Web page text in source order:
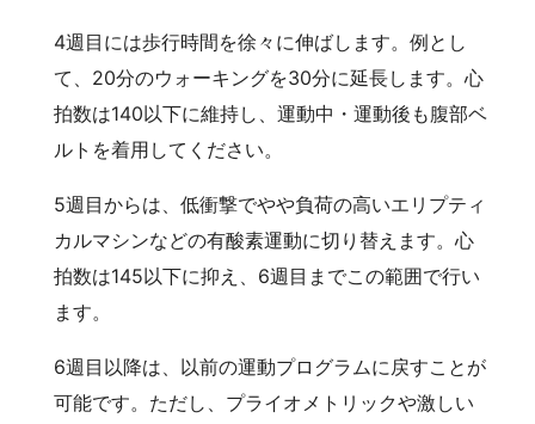
4週目には歩行時間を徐々に伸ばします。例とし
て、20分のウォーキングを30分に延長します。心
拍数は140以下に維持し、運動中・運動後も腹部ベ
ルトを着用してください。
5週目からは、低衝撃でやや負荷の高いエリプティ
カルマシンなどの有酸素運動に切り替えます。心
拍数は145以下に抑え、6週目までこの範囲で行い
ます。
6週目以降は、以前の運動プログラムに戻すことが
可能です。ただし、プライオメトリックや激しい